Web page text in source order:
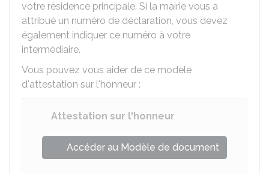
votre résidence principale. Si la mairie vous a
attribué un numéro de déclaration, vous devez
également indiquer ce numéro à votre
intermédiaire.
Vous pouvez vous aider de ce modèle
d'attestation sur l'honneur :
Attestation sur l'honneur
Accéder au Modèle de document